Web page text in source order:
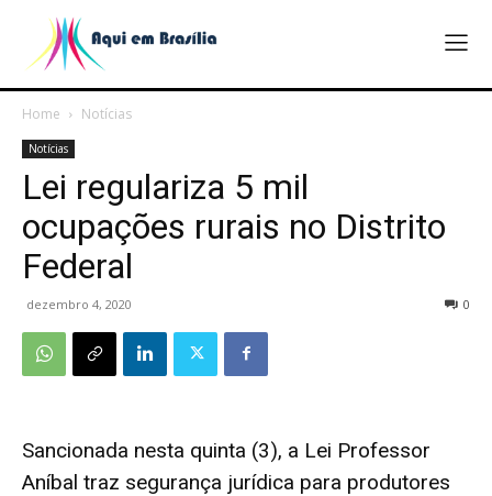
Home Notícias
Notícias
Lei regulariza 5 mil
ocupações rurais no Distrito
Federal
dezembro 4, 2020 0
Sancionada nesta quinta (3), a Lei Professor
Aníbal traz segurança jurídica para produtores